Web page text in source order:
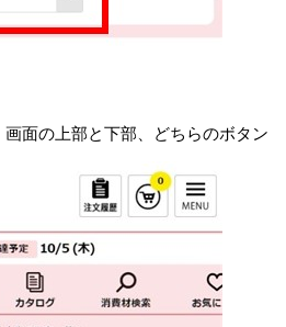
画面の上部と下部、どちらのボタン